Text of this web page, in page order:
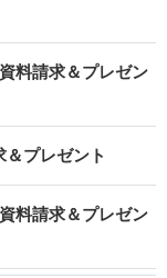
料請求＆プレゼン
プレゼント
料請求＆プレゼン